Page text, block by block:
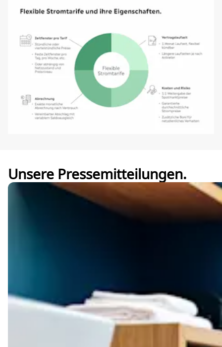
Unsere Pressemitteilungen.